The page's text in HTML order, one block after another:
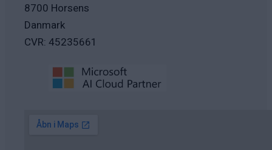
8700 Horsens
Danmark
CVR: 45235661